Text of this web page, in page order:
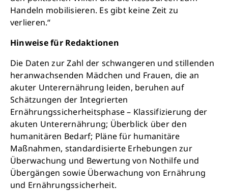
Handeln mobilisieren. Es gibt keine Zeit zu
verlieren.“
Hinweise für Redaktionen
Die Daten zur Zahl der schwangeren und stillenden
heranwachsenden Mädchen und Frauen, die an
akuter Unterernährung leiden, beruhen auf
Schätzungen der Integrierten
Ernährungssicherheitsphase – Klassifizierung der
akuten Unterernährung; Überblick über den
humanitären Bedarf; Pläne für humanitäre
Maßnahmen, standardisierte Erhebungen zur
Überwachung und Bewertung von Nothilfe und
Übergängen sowie Überwachung von Ernährung
und Ernährungssicherheit.